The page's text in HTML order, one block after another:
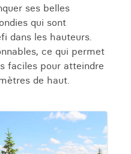
ses belles
qui sont
dans les hauteurs.
ce qui permet
faciles pour atteindre
de haut.